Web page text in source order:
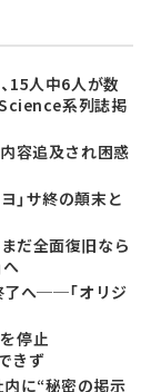
15人中6人が数
系列誌掲
容追及され困惑
」サ終の顛末と
だ全面復旧なら
了へ──「オリジ
を停止
きず
に“秘密の掲示